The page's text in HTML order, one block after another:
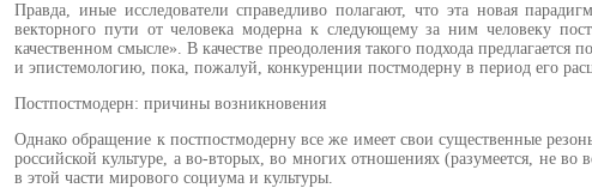
Правда, иные исследователи спра­ведливо полагают, что эта новая
векторного пути от человека модерна к следующему за ним человеку
качественном смысле». В качестве преодоления такого подхода
и эпистемологию, пока, пожалуй, кон­куренции постмодерну в период его
Постпостмодерн: причины возникновения
Однако обращение к постпост­модерну все же имеет свои сущест­венные
российской культуре, а во-вторых, во многих отношениях (ра­зумеется, не
в этой части мирового соци­ума и культуры.